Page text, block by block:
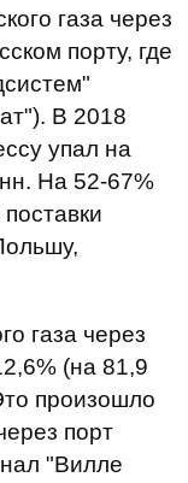
газа через
порту, где
В 2018
упал на
На 52-67%
газа через
(на 81,9
произошло
порт
"Вилле